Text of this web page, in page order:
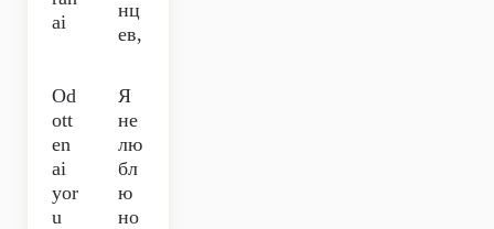
ai
нц
ев,
Od
ott
en
ai
yor
u
Я
не
лю
бл
ю
но